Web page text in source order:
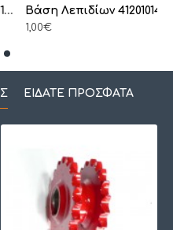
Βάση Λεπιδίων 4120101420
1,00€
ΕΊΔΑΤΕ ΠΡΌΣΦΑΤΑ